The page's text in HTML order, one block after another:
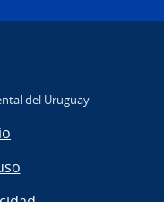
del Uruguay